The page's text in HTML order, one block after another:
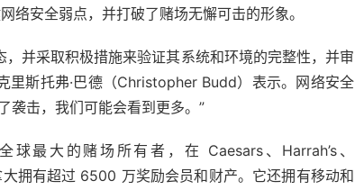
络安全弱点，并打破了赌场无懈可击的形象。
并采取积极措施来验证其系统和环境的完整性，并审
里斯托弗·巴德（Christopher Budd）表示。网络安全
袭击，我们可能会看到更多。”
最大的赌场所有者，在 Caesars、Harrah’s、
拥有超过 6500 万奖励会员和财产。它还拥有移动和